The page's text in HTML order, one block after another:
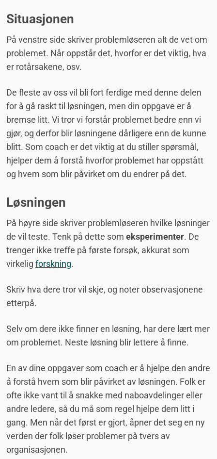
Situasjonen
På venstre side skriver problemløseren alt de vet om
problemet. Når oppstår det, hvorfor er det viktig, hva
er rotårsakene, osv.
De fleste av oss vil bli fort ferdige med denne delen
for å gå raskt til løsningen, men din oppgave er å
bremse litt. Vi tror vi forstår problemet bedre enn vi
gjør, og derfor blir løsningene dårligere enn de kunne
blitt. Som coach er det viktig at du stiller spørsmål,
hjelper dem å forstå hvorfor problemet har oppstått
og hvem som blir påvirket om du endrer på det.
Løsningen
På høyre side skriver problemløseren hvilke løsninger
de vil teste. Tenk på dette som eksperimenter. De
trenger ikke treffe på første forsøk, akkurat som
virkelig forskning.
Skriv hva dere tror vil skje, og noter observasjonene
etterpå.
Selv om dere ikke finner en løsning, har dere lært mer
om problemet. Neste løsning blir lettere å finne.
En av dine oppgaver som coach er å hjelpe den andre
å forstå hvem som blir påvirket av løsningen. Folk er
ofte ikke vant til å snakke med naboavdelinger eller
andre ledere, så du må som regel hjelpe dem litt i
gang. Men når det først er gjort, åpner det seg en ny
verden der folk løser problemer på tvers av
organisasjonen.